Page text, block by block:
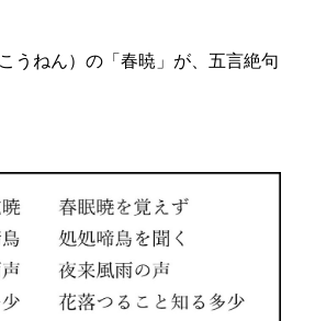
うねん）の「春暁」が、五言絶句